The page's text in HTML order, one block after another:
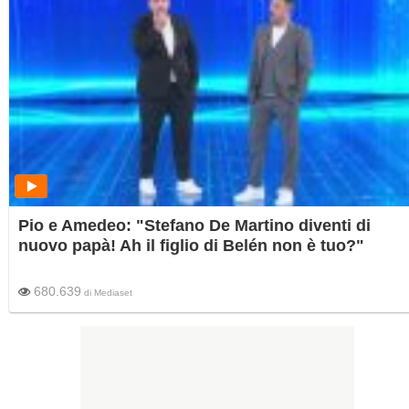
Pio e Amedeo: "Stefano De Martino diventi di
nuovo papà! Ah il figlio di Belén non è tuo?"
680.639 di Mediaset